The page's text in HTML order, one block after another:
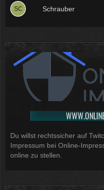
Schrauber
Du willst rechtssicher auf
Impressum bei Online-
online zu stellen.